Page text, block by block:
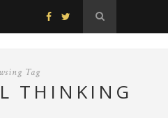
Tag
THINKING